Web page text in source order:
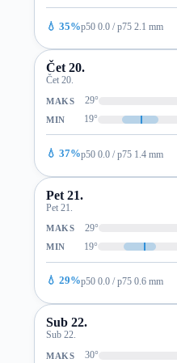
💧 35%p50 0.0 / p75 2.1 mm
Čet 20.
Čet 20.
MAKS 29°
MIN 19°
💧 37%p50 0.0 / p75 1.4 mm
Pet 21.
Pet 21.
MAKS 29°
MIN 19°
💧 29%p50 0.0 / p75 0.6 mm
Sub 22.
Sub 22.
MAKS 30°